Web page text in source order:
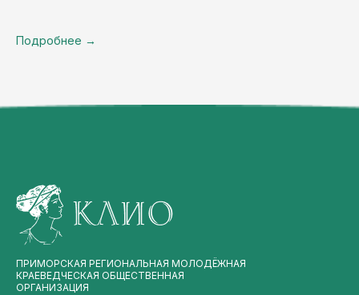
Подробнее →
ПРИМОРСКАЯ РЕГИОНАЛЬНАЯ МОЛОДЁЖНАЯ
КРАЕВЕДЧЕСКАЯ ОБЩЕСТВЕННАЯ
ОРГАНИЗАЦИЯ